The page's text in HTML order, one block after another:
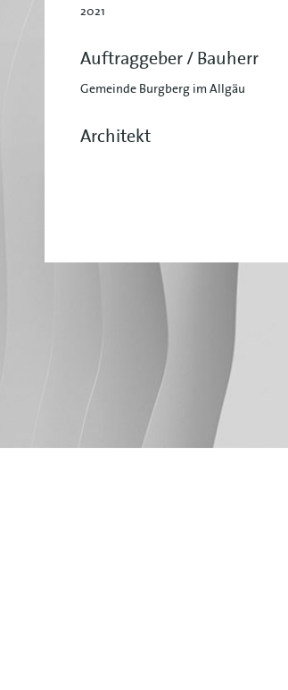
2021
Auftraggeber / Bauherr
Gemeinde Burgberg im Allgäu
Architekt